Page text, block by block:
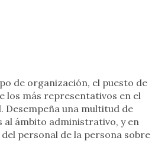
de organización, el puesto de
los más representativos en el
Desempeña una multitud de
al ámbito administrativo, y en
personal de la persona sobre